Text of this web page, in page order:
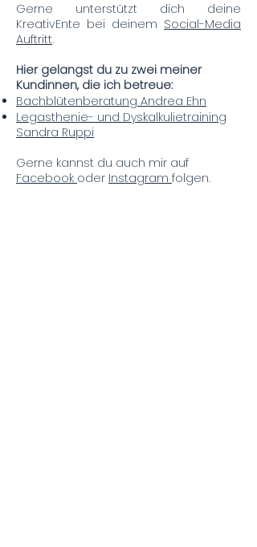
Gerne unterstützt dich deine
KreativEnte bei deinem Social-Media
Auftritt.
Hier gelangst du zu zwei meiner
Kundinnen, die ich betreue:
Bachblütenberatung Andrea Ehn
Legasthenie- und Dyskalkulietraining
Sandra Ruppi
Gerne kannst du auch mir auf
Facebook oder Instagram folgen.